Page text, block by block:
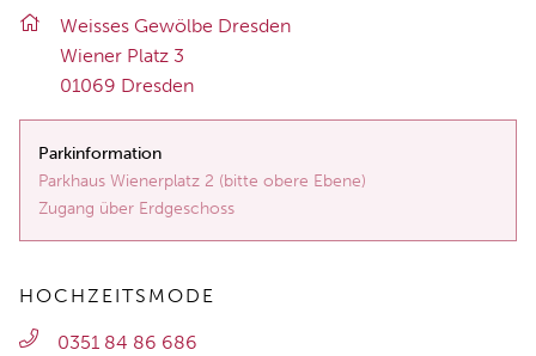
Weis­ses Ge­wöl­be Dres­den
Wie­ner Platz 3
01069 Dres­den
Parkinformation
Parkhaus Wienerplatz 2 (bitte obere Ebene)
Zugang über Erdgeschoss
HOCHZEITSMODE
0351 84 86 686